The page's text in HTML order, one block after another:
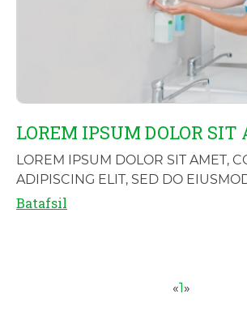
LOREM IPSUM DOLOR SIT
LOREM IPSUM DOLOR SIT AMET,
ADIPISCING ELIT, SED DO
INCIDIDUNT UT LABORE ET
Batafsil
«1»